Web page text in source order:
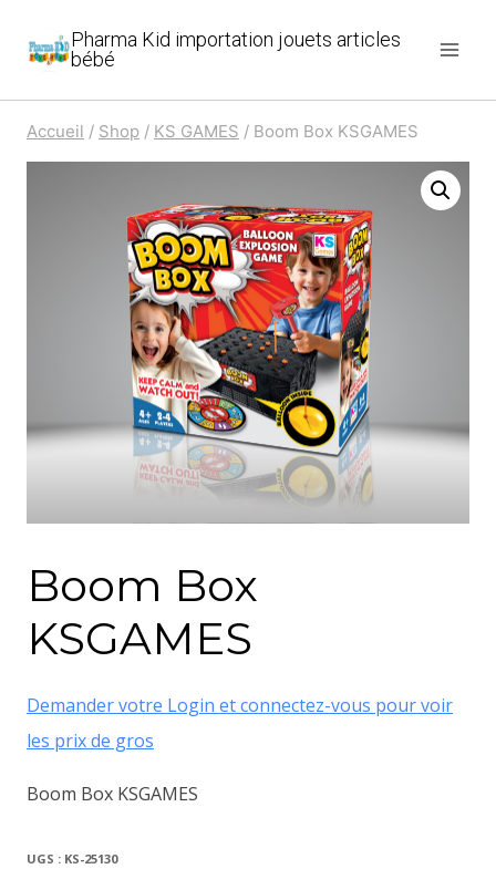
Pharma Kid importation jouets articles
bébé
Accueil / Shop / KS GAMES / Boom Box KSGAMES
Boom Box
KSGAMES
Demander votre Login et connectez-vous pour voir
les prix de gros
Boom Box KSGAMES
UGS : KS-25130